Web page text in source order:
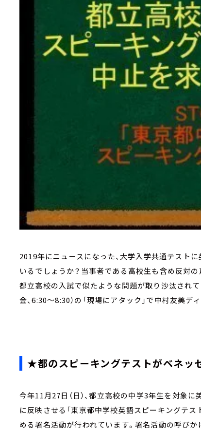
2019年にニュースになった、大学入学共通テスト
いるでしょうか？当事者である高校生も含め反対の
都立高校の入試で似たような問題が取り沙汰されて
金、6:30～8:30）の「現場にアタック」で中村友美デ
★都のスピーキングテストがベネッセ
今年11月27日（日）、都立高校の中学3年生を対象に
に反映させる「東京都中学校英語スピーキングテ
める署名活動が行われています。署名活動の呼び